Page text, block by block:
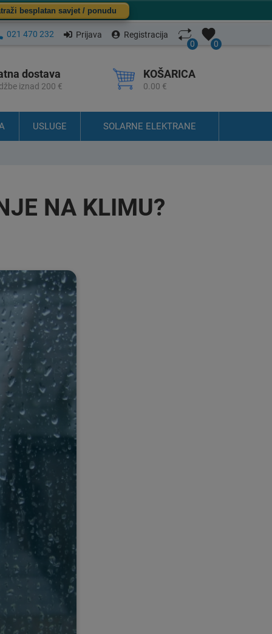
besplatan savjet / ponudu
021 470 232 Prijava
Registracija
0
0
dostava
iznad 200 €
KOŠARICA
0.00 €
USLUGE SOLARNE ELEKTRANE
NA KLIMU?